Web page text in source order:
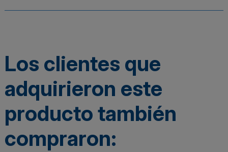
Los clientes que
adquirieron este
producto también
compraron: